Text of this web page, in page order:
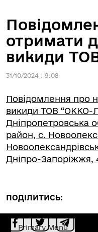
отримати
викиди
31/10/2024 : 9:08
Повідомлення про
викиди ТОВ “ОККО-
Дніпропетровська
район, с.
Дніпро-Запоріжжя,
ПОДІЛИТИСЬ:
Primary Menu